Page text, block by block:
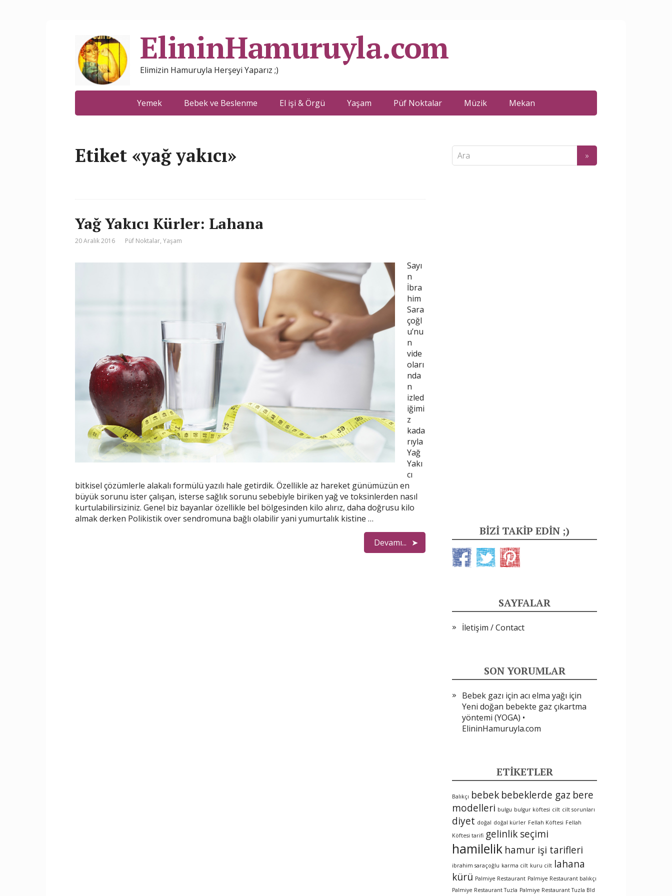
ElininHamuruyla.com
Elimizin Hamuruyla Herşeyi Yaparız ;)
Yemek Bebek ve Beslenme El işi & Örgü Yaşam Püf Noktalar Müzik Mekan
Etiket «yağ yakıcı»
Yağ Yakıcı Kürler: Lahana
20 Aralık 2016 Püf Noktalar, Yaşam
Sayı
n
İbra
him
Sara
çoğl
u’nu
n
vide
oları
nda
n
izled
iğimi
z
kada
rıyla
Yağ
Yakı
cı
bitkisel çözümlerle alakalı formülü yazılı hale getirdik. Özellikle az hareket günümüzün en
büyük sorunu ister çalışan, isterse sağlık sorunu sebebiyle biriken yağ ve toksinlerden nasıl
kurtulabilirsiziniz. Genel biz bayanlar özellikle bel bölgesinden kilo alırız, daha doğrusu kilo
almak derken Polikistik over sendromuna bağlı olabilir yani yumurtalık kistine …
Devamı...
BIZI TAKIP EDIN ;)
SAYFALAR
İletişim / Contact
SON YORUMLAR
Bebek gazı için acı elma yağı için
Yeni doğan bebekte gaz çıkartma
yöntemi (YOGA) •
ElininHamuruyla.com
ETIKETLER
Balıkçı bebek bebeklerde gaz bere
modelleri bulgu bulgur köftesi cilt cilt sorunları
diyet doğal doğal kürler Fellah Köftesi Fellah
Köftesi tarifi gelinlik seçimi
hamilelik hamur işi tarifleri
ibrahim saraçoğlu karma cilt kuru cilt lahana
kürü Palmiye Restaurant Palmiye Restaurant balıkçı
Palmiye Restaurant Tuzla Palmiye Restaurant Tuzla Bld